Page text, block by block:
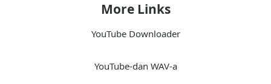
More Links
YouTube Downloader
YouTube-dan WAV-a